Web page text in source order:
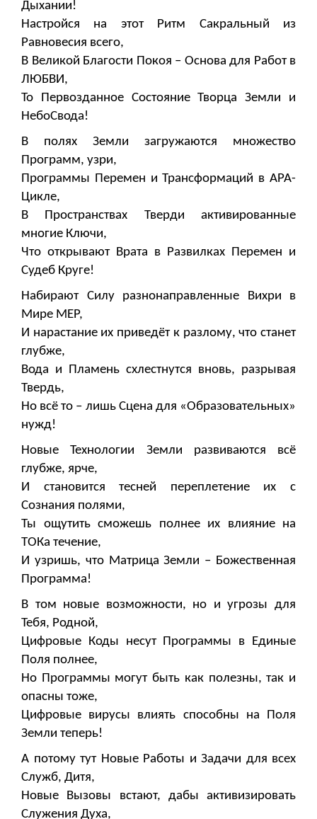
Дыхании!
Настройся на этот Ритм Сакральный из
Равновесия всего,
В Великой Благости Покоя – Основа для Работ в
ЛЮБВИ,
То Первозданное Состояние Творца Земли и
НебоСвода!
В полях Земли загружаются множество
Программ, узри,
Программы Перемен и Трансформаций в АРА-
Цикле,
В Пространствах Тверди активированные
многие Ключи,
Что открывают Врата в Развилках Перемен и
Судеб Круге!
Набирают Силу разнонаправленные Вихри в
Мире МЕР,
И нарастание их приведёт к разлому, что станет
глубже,
Вода и Пламень схлестнутся вновь, разрывая
Твердь,
Но всё то – лишь Сцена для «Образовательных»
нужд!
Новые Технологии Земли развиваются всё
глубже, ярче,
И становится тесней переплетение их с
Сознания полями,
Ты ощутить сможешь полнее их влияние на
ТОКа течение,
И узришь, что Матрица Земли – Божественная
Программа!
В том новые возможности, но и угрозы для
Тебя, Родной,
Цифровые Коды несут Программы в Единые
Поля полнее,
Но Программы могут быть как полезны, так и
опасны тоже,
Цифровые вирусы влиять способны на Поля
Земли теперь!
А потому тут Новые Работы и Задачи для всех
Служб, Дитя,
Новые Вызовы встают, дабы активизировать
Служения Духа,